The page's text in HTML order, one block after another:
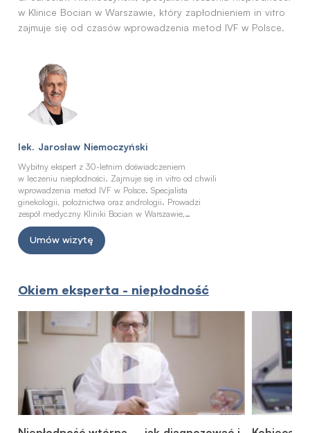
w Klinice Bocian w Warszawie, który zapłodnieniem in vitro
zajmuje się od czasów wprowadzenia metod IVF w Polsce.
lek. Jarosław Niemoczyński
Wybitny ekspert z 30-letnim doświadczeniem
w leczeniu niepłodności. Zajmuje się in vitro od chwili
wprowadzenia metod IVF w Polsce. Specjalista
ginekologii, położnictwa oraz andrologii. Prowadzi
zespół medyczny Kliniki Bocian w Warszawie,
zapewniając pacjentom najwyższy standard opieki
i leczenia.
Umów wizytę
Okiem eksperta - niepłodność